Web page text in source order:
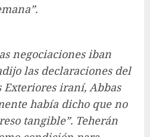
negociaciones iban
las declaraciones del
iraní, Abbas
había dicho que no
tangible”. Teherán